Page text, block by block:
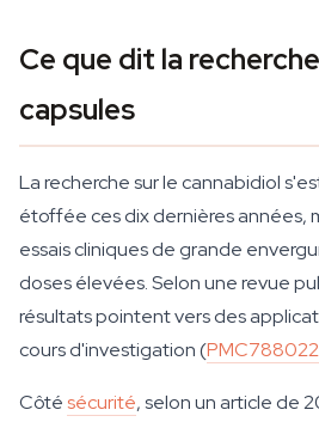
Ce que dit la
capsules
La recherche sur le cannabidiol
étoffée ces dix dernières années,
essais cliniques de grande
doses élevées. Selon une revue
résultats pointent vers des
cours d'investigation (
Côtésécurité, selon un article de